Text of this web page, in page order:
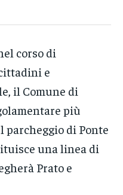
corso di
e
il Comune di
più
parcheggio di Ponte
una linea di
Prato e